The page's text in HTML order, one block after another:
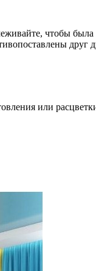
чтобы была
или